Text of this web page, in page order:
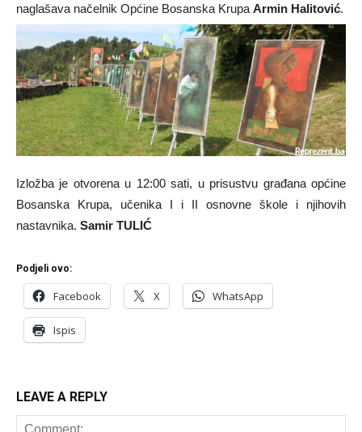
naglašava načelnik Općine Bosanska Krupa Armin Halitović.
Izložba je otvorena u 12:00 sati, u prisustvu građana općine
Bosanska Krupa, učenika I i II osnovne škole i njihovih
nastavnika. Samir TULIĆ
Podjeli ovo:
Facebook X WhatsApp
Ispis
LEAVE A REPLY